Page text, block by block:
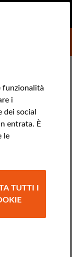
del
dei
migranti del
tutte le carenze
detenuti e
funzionalità
i
social
entrata. È
le
TUTTI I